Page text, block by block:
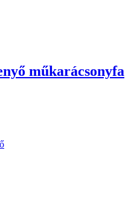
műkarácsonyfa